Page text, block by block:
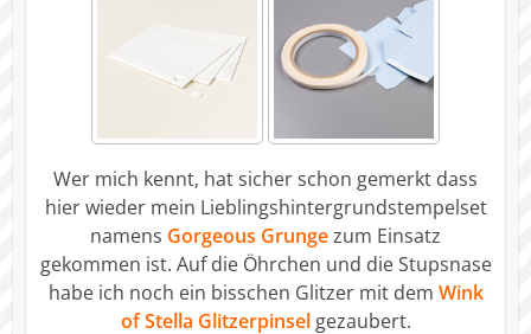
Wer mich kennt, hat sicher schon gemerkt dass
hier wieder mein Lieblingshintergrundstempelset
namens Gorgeous Grungezum Einsatz
gekommen ist. Auf die Öhrchen und die Stupsnase
habe ich noch ein bisschen Glitzer mit dem Wink
of Stella Glitzerpinselgezaubert.